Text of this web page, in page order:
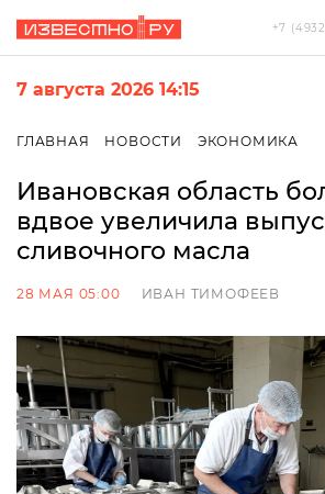
+7
7 августа 2026 14:15
ГЛАВНАЯ НОВОСТИ ЭКОНОМИКА
Ивановская область
вдвое увеличила
сливочного масла
28 МАЯ 05:00 ИВАН ТИМОФЕЕВ